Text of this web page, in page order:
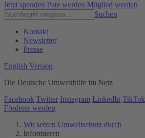
Jetzt spenden Pate werden Mitglied werden
Suchen
Kontakt
Newsletter
Presse
English Version
Die Deutsche Umwelthilfe im Netz
Facebook Twitter Instagram LinkedIn TikTok
Förderer werden
Wir setzen Umweltschutz durch
Informieren